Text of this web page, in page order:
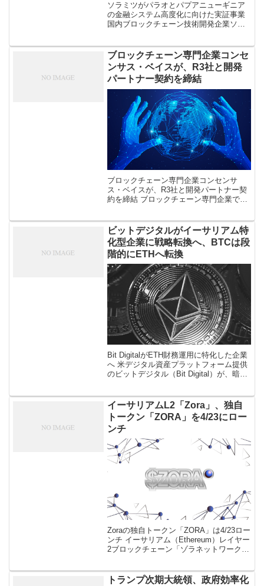
ソラミツがパラオとパプアニューギニア
の金融システム高度化に向けた実証事業
国内ブロックチェーン技術開発企業ソラ
証事業の開始を7月17日発表した。 な
[…]
ブロックチェーン専門企業コンセ
ンサス・ベイスが、R3社と開発
パートナー契約を締結
ブロックチェーン専門企業コンセンサ
ス・ベイスが、R3社と開発パートナー契
約を締結 ブロックチェーン専門企業であ
なった。 コンセンサス・ベイスは、ブ
[…]
ビットデジタルがイーサリアム特
化型企業に戦略転換へ、BTCは段
階的にETHへ転換
Bit DigitalがETH財務運用に特化した企業
へ 米デジタル資産プラットフォーム提供
のビットデジタル（Bit Digital）が、暗号
た企業 […]
イーサリアムL2「Zora」、独自
トークン「ZORA」を4/23にロー
ンチ
Zoraの独自トークン「ZORA」は4/23ロー
ンチ イーサリアム（Ethereum）レイヤー
2ブロックチェーン「ゾラネットワーク
公式 […]
トランプ次期大統領、政府効率化